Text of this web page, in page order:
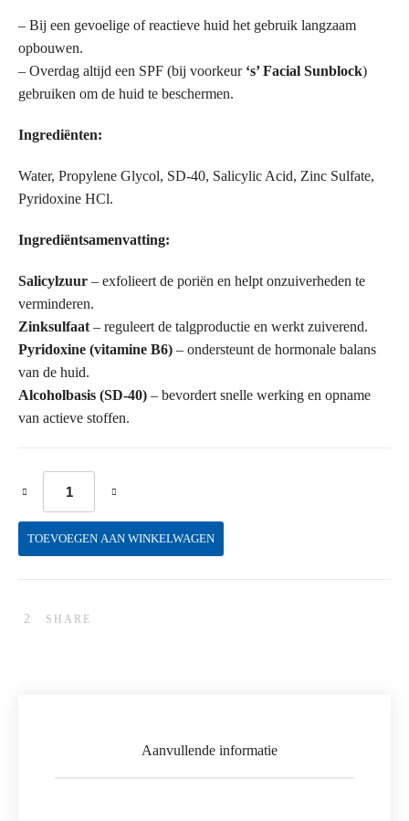
– Bij een gevoelige of reactieve huid het gebruik langzaam
opbouwen.
– Overdag altijd een SPF (bij voorkeur ‘s’ Facial Sunblock)
gebruiken om de huid te beschermen.
Ingrediënten:
Water, Propylene Glycol, SD-40, Salicylic Acid, Zinc Sulfate,
Pyridoxine HCl.
Ingrediëntsamenvatting:
Salicylzuur – exfolieert de poriën en helpt onzuiverheden te
verminderen.
Zinksulfaat – reguleert de talgproductie en werkt zuiverend.
Pyridoxine (vitamine B6) – ondersteunt de hormonale balans
van de huid.
Alcoholbasis (SD-40) – bevordert snelle werking en opname
van actieve stoffen.
TOEVOEGEN AAN WINKELWAGEN
SHARE
Aanvullende informatie